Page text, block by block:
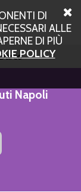
DI
ALLE
DI PIÙ
POLICY
Napoli